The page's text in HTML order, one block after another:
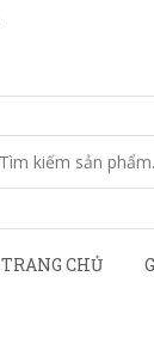
TRANG CHỦ